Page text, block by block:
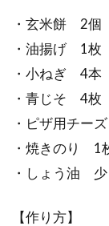
・玄米餅 2個
・油揚げ 1枚
・小ねぎ 4本
・青じそ 4枚
・ピザ用チー
・焼きのり 1
・しょう油 少
【作り方】